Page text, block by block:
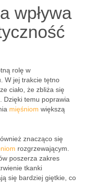
wpływa
rolę w
W jej trakcie tętno
ciało, że zbliża się
Dzięki temu poprawia
mięśniom większą
znacząco się
rozgrzewającym.
poszerza zakres
tkanki
się bardziej giętkie, co